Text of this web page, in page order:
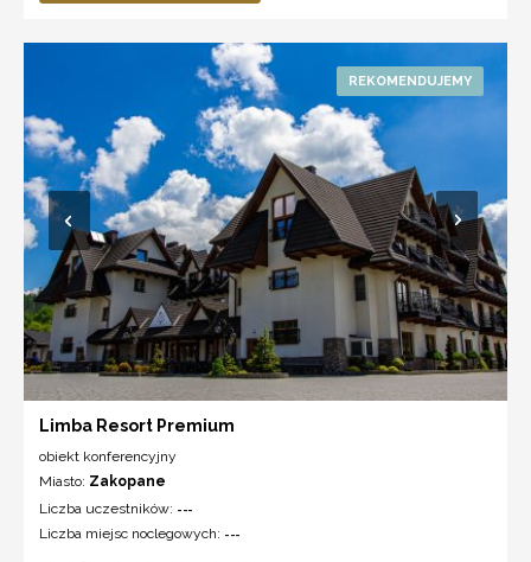
Limba Resort Premium
obiekt konferencyjny
Miasto: Zakopane
Liczba uczestników: ---
Liczba miejsc noclegowych: ---